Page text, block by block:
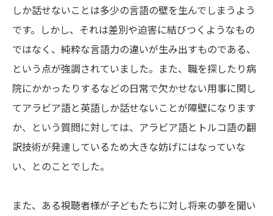
しか話せないことは多少の言語の壁を生んでしまうよう
です。しかし、それは差別や迫害に結びつくようなもの
ではなく、純粋な言語力の違いが生み出すものである、
という点が強調されていました。また、職を探したり病
院にかかったりするなどの日常で欠かせない用事に関し
てアラビア語と英語しか話せないことが障壁になります
か、という質問に対しては、アラビア語とトルコ語の翻
訳技術が発達しているため大きな妨げにはなっていな
い、とのことでした。
また、ある視聴者様が子どもたちに対し将来の夢を聞い